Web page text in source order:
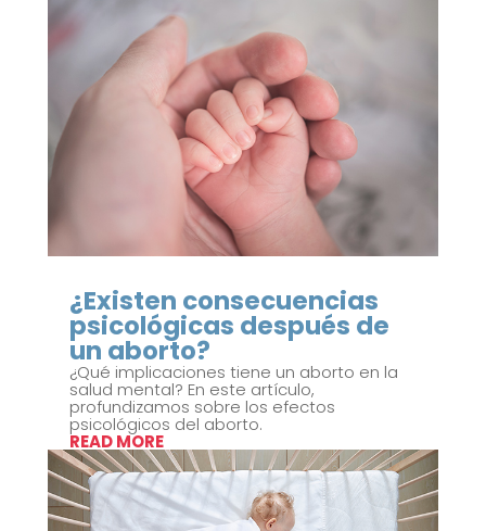
¿Existen consecuencias
psicológicas después de
un aborto?
¿Qué implicaciones tiene un aborto en la
salud mental? En este artículo,
profundizamos sobre los efectos
psicológicos del aborto.
READ MORE